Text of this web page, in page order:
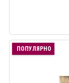
ПОПУЛЯРНО